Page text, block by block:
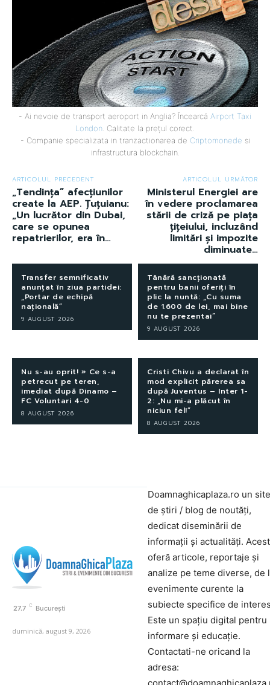
- Ai nevoie de transport aeroport in Anglia? Încearcă Airport Taxi
London . Calitate la prețul corect.
- Companie specializata in tranzactionarea de Criptomonede si
infrastructura blockchain.
ARTICOLUL PRECEDENT
„Tendința” afecțiunilor
create la AEP. Țuțuianu:
„Un lucrător din Dubai,
care se opunea
repatrierilor, era în…
ARTICOLUL URMĂTOR
Ministerul Energiei are
în vedere proclamarea
stării de criză pe piața
țițeiului, incluzând
limitări și impozite
diminuate…
Transfer semnificativ
anunțat în ziua partidei:
„Portar de echipă
națională”
9 AUGUST 2026
Tânără sancționată
pentru banii oferiți în
plic la nuntă: „Cu suma
de 1.600 de lei, mai bine
nu te prezentai”
9 AUGUST 2026
Nu s-au oprit! » Ce s-a
petrecut pe teren,
imediat după Dinamo –
FC Voluntari 4-0
8 AUGUST 2026
Cristi Chivu a declarat în
mod explicit părerea sa
după Juventus – Inter 1-
2: „Nu mi-a plăcut în
niciun fel!”
8 AUGUST 2026
27.7 C București
duminică, august 9, 2026
Doamnaghicaplaza.ro un site
de știri / blog de noutăți,
dedicat diseminării de
informații și actualități.
oferă articole, reportaje și
analize pe teme diverse, de
evenimente curente la
subiecte specifice de
Este un spațiu digital pentru
informare și educație.
Contactati-ne oricand la
adresa: